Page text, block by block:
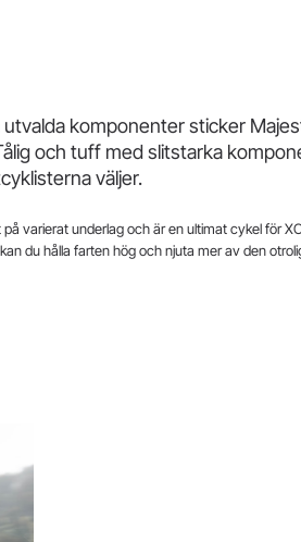
komponenter sticker
och tuff med slitstarka
väljer.
varierat underlag och är en ultimat cykel för
du hålla farten hög och njuta mer av den